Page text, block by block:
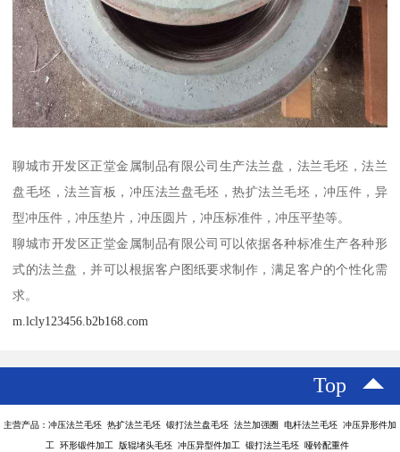
聊城市开发区正堂金属制品有限公司生产法兰盘，法兰毛坯，法兰
盘毛坯，法兰盲板，冲压法兰盘毛坯，热扩法兰毛坯，冲压件，异
型冲压件，冲压垫片，冲压圆片，冲压标准件，冲压平垫等。
聊城市开发区正堂金属制品有限公司可以依据各种标准生产各种形
式的法兰盘，并可以根据客户图纸要求制作，满足客户的个性化需
求。
m.lcly123456.b2b168.com
Top
主营产品：冲压法兰毛坯 热扩法兰毛坯 锻打法兰盘毛坯 法兰加强圈 电杆法兰毛坯 冲压异形件加
工 环形锻件加工 版辊堵头毛坯 冲压异型件加工 锻打法兰毛坯 哑铃配重件